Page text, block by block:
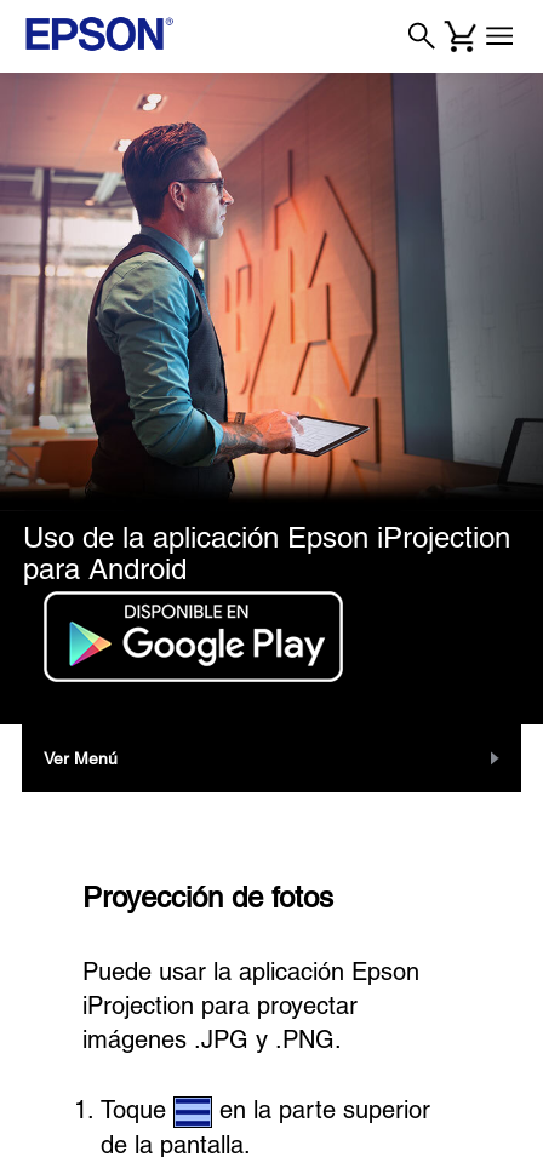
Uso de la aplicación Epson iProjection
para Android
Ver Menú
Proyección de fotos
Puede usar la aplicación Epson
iProjection para proyectar
imágenes .JPG y .PNG.
Toque
en la parte superior
de la pantalla.